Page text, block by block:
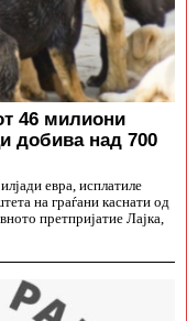
46 милиони
добива над 700
евра, исплатиле
на граѓани каснати од
претпријатие Лајка,